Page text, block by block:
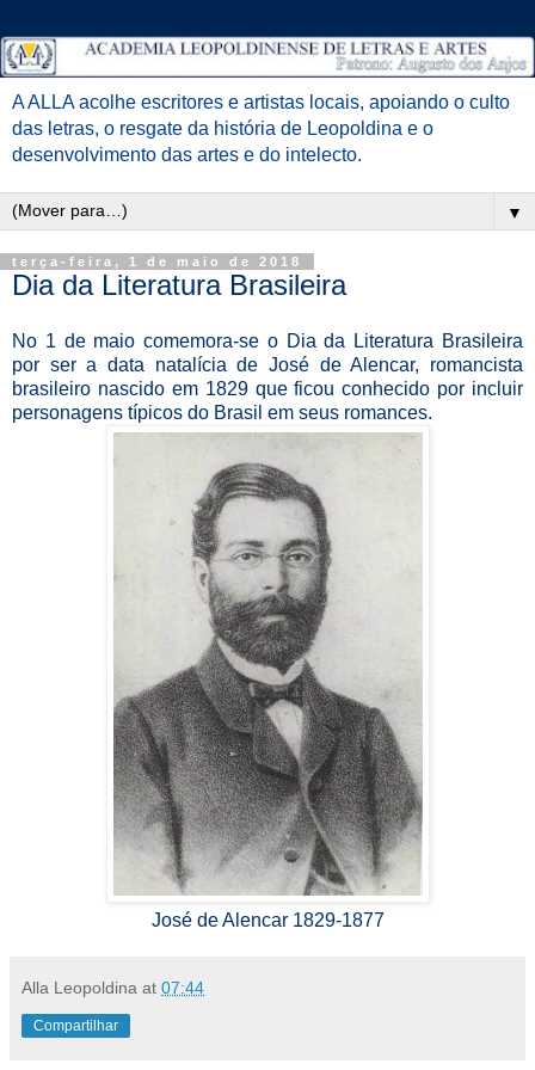
A ALLA acolhe escritores e artistas locais, apoiando o culto
das letras, o resgate da história de Leopoldina e o
desenvolvimento das artes e do intelecto.
▼
terça-feira, 1 de maio de 2018
Dia da Literatura Brasileira
No 1 de maio comemora-se o Dia da Literatura Brasileira
por ser a data natalícia de José de Alencar, romancista
brasileiro nascido em 1829 que ficou conhecido por incluir
personagens típicos do Brasil em seus romances.
José de Alencar 1829-1877
Alla Leopoldina at 07:44
Compartilhar